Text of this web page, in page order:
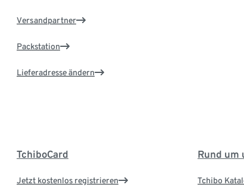
Versandpartner
Packstation
Lieferadresse ändern
TchiboCard
Jetzt kostenlos registrieren
Rund um
Tchibo